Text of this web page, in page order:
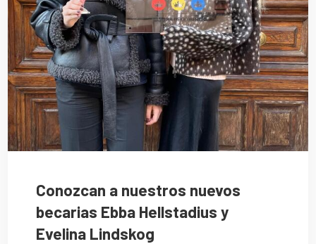
Conozcan a nuestros nuevos
becarias Ebba Hellstadius y
Evelina Lindskog